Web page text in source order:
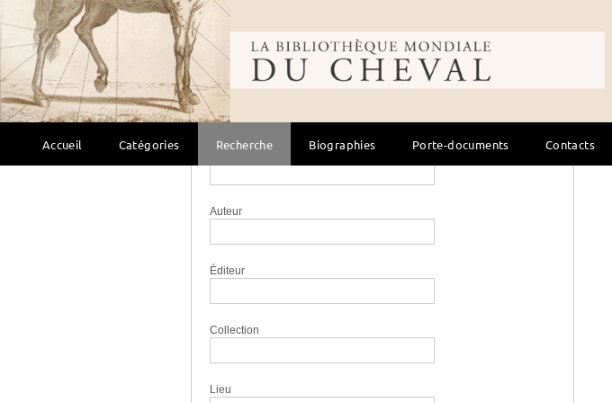
Bibliothèque mondiale du cheval
Accueil Catégories Recherche Biographies Porte-documents Contacts
Recherche simple Recherche avancée
Sujet
Titre
Auteur
Éditeur
Collection
Lieu